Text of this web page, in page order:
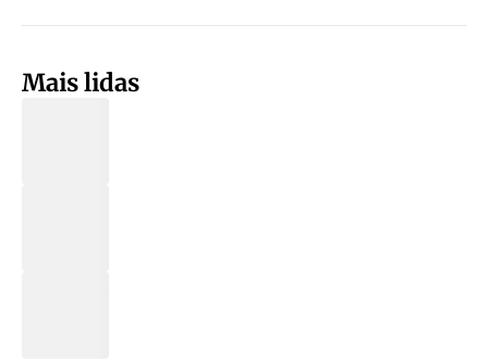
Mais lidas